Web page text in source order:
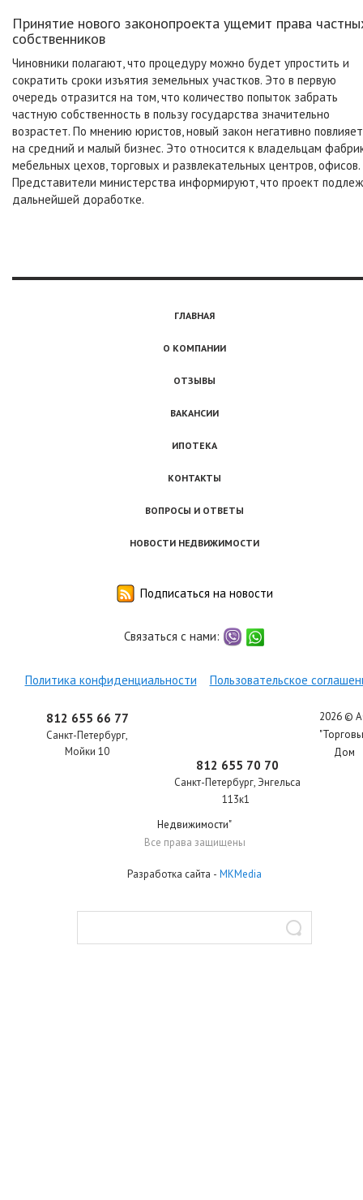
Принятие нового законопроекта ущемит права
собственников
Чиновники полагают, что процедуру можно будет упростить и
сократить сроки изъятия земельных участков. Это в первую
очередь отразится на том, что количество попыток забрать
частную собственность в пользу государства значительно
возрастет. По мнению юристов, новый закон негативно повлияет
на средний и малый бизнес. Это относится к владельцам
мебельных цехов, торговых и развлекательных центров, офисов.
Представители министерства информируют, что проект
дальнейшей доработке.
ГЛАВНАЯ
О КОМПАНИИ
ОТЗЫВЫ
ВАКАНСИИ
ИПОТЕКА
КОНТАКТЫ
ВОПРОСЫ И ОТВЕТЫ
НОВОСТИ НЕДВИЖИМОСТИ
Подписаться на новости
Связаться с нами:
viber
whatsapp
Политика конфиденциальности Пользовательское
812 655 66 77
Санкт-Петербург,
Мойки 10
812 655 70 70
Санкт-Петербург, Энгельса
113к1
2026 ©
Дом
Недвижимости"
Все права защищены
Разработка сайта - MKMedia